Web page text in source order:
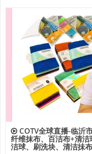
COTV全球直播-临沂
纤维抹布、百洁布+清
洁球、刷洗块、清洁抺